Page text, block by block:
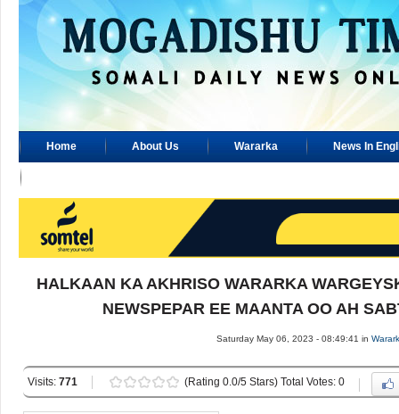
Home About Us Wararka News In
HALKAAN KA AKHRISO WARARKA
NEWSPEPAR EE MAANTA OO AH
Saturday May 06, 2023 - 08:49:41 in
Visits: 771 (Rating 0.0/5 Stars) Total Votes: 0